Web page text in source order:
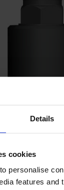
Details
cookies
personalise
features and
M42 x 2,0 -